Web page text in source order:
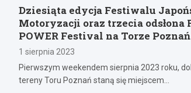
Dziesiąta edycja Festiwalu
Motoryzacji oraz trzecia odsłona
POWER Festival na Torze
1 sierpnia 2023
Pierwszym weekendem sierpnia 2023 roku,
tereny Toru Poznań staną się miejscem…